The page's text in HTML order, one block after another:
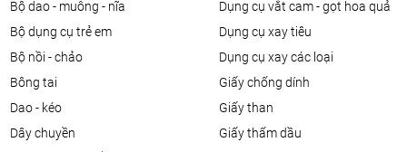
bộ dao - muỗng - nĩa
bộ dụng cụ trẻ em
bộ nồi - chảo
bông tai
dao - kéo
dây chuyền
dụng cụ vắt cam - gọt hoa quả
dụng cụ xay tiêu
dụng cụ xay các loại
giấy chống dính
giấy than
giấy thấm dầu